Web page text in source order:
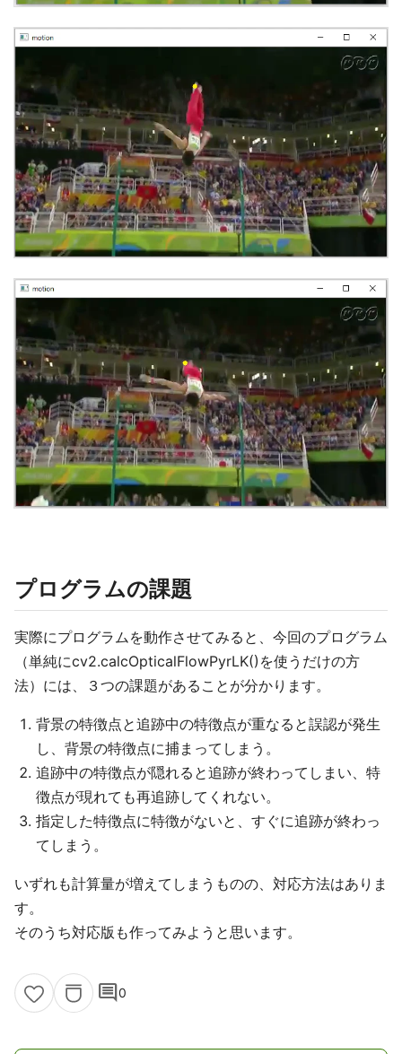
プログラムの課題
実際にプログラムを動作させてみると、今回のプログラム
（単純にcv2.calcOpticalFlowPyrLK()を使うだけの方
法）には、３つの課題があることが分かります。
背景の特徴点と追跡中の特徴点が重なると誤認が発生
し、背景の特徴点に捕まってしまう。
追跡中の特徴点が隠れると追跡が終わってしまい、特
徴点が現れても再追跡してくれない。
指定した特徴点に特徴がないと、すぐに追跡が終わっ
てしまう。
いずれも計算量が増えてしまうものの、対応方法はありま
す。
そのうち対応版も作ってみようと思います。
comment0